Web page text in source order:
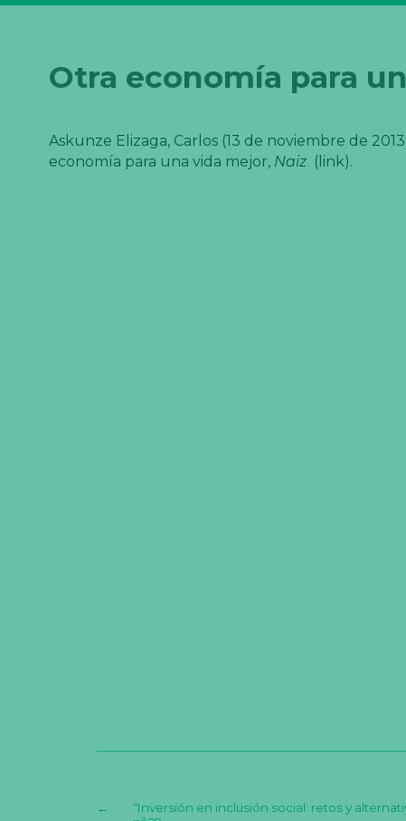
Otra economía para
Askunze Elizaga, Carlos (13 de noviembre de
economía para una vida mejor, Naiz(link).
←
“Inversión en inclusión social: retos y